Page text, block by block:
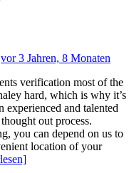
vor 3 Jahren, 8 Monaten
verification most of the
hard, which is why it’s
and talented
out process.
you can depend on us to
location of your